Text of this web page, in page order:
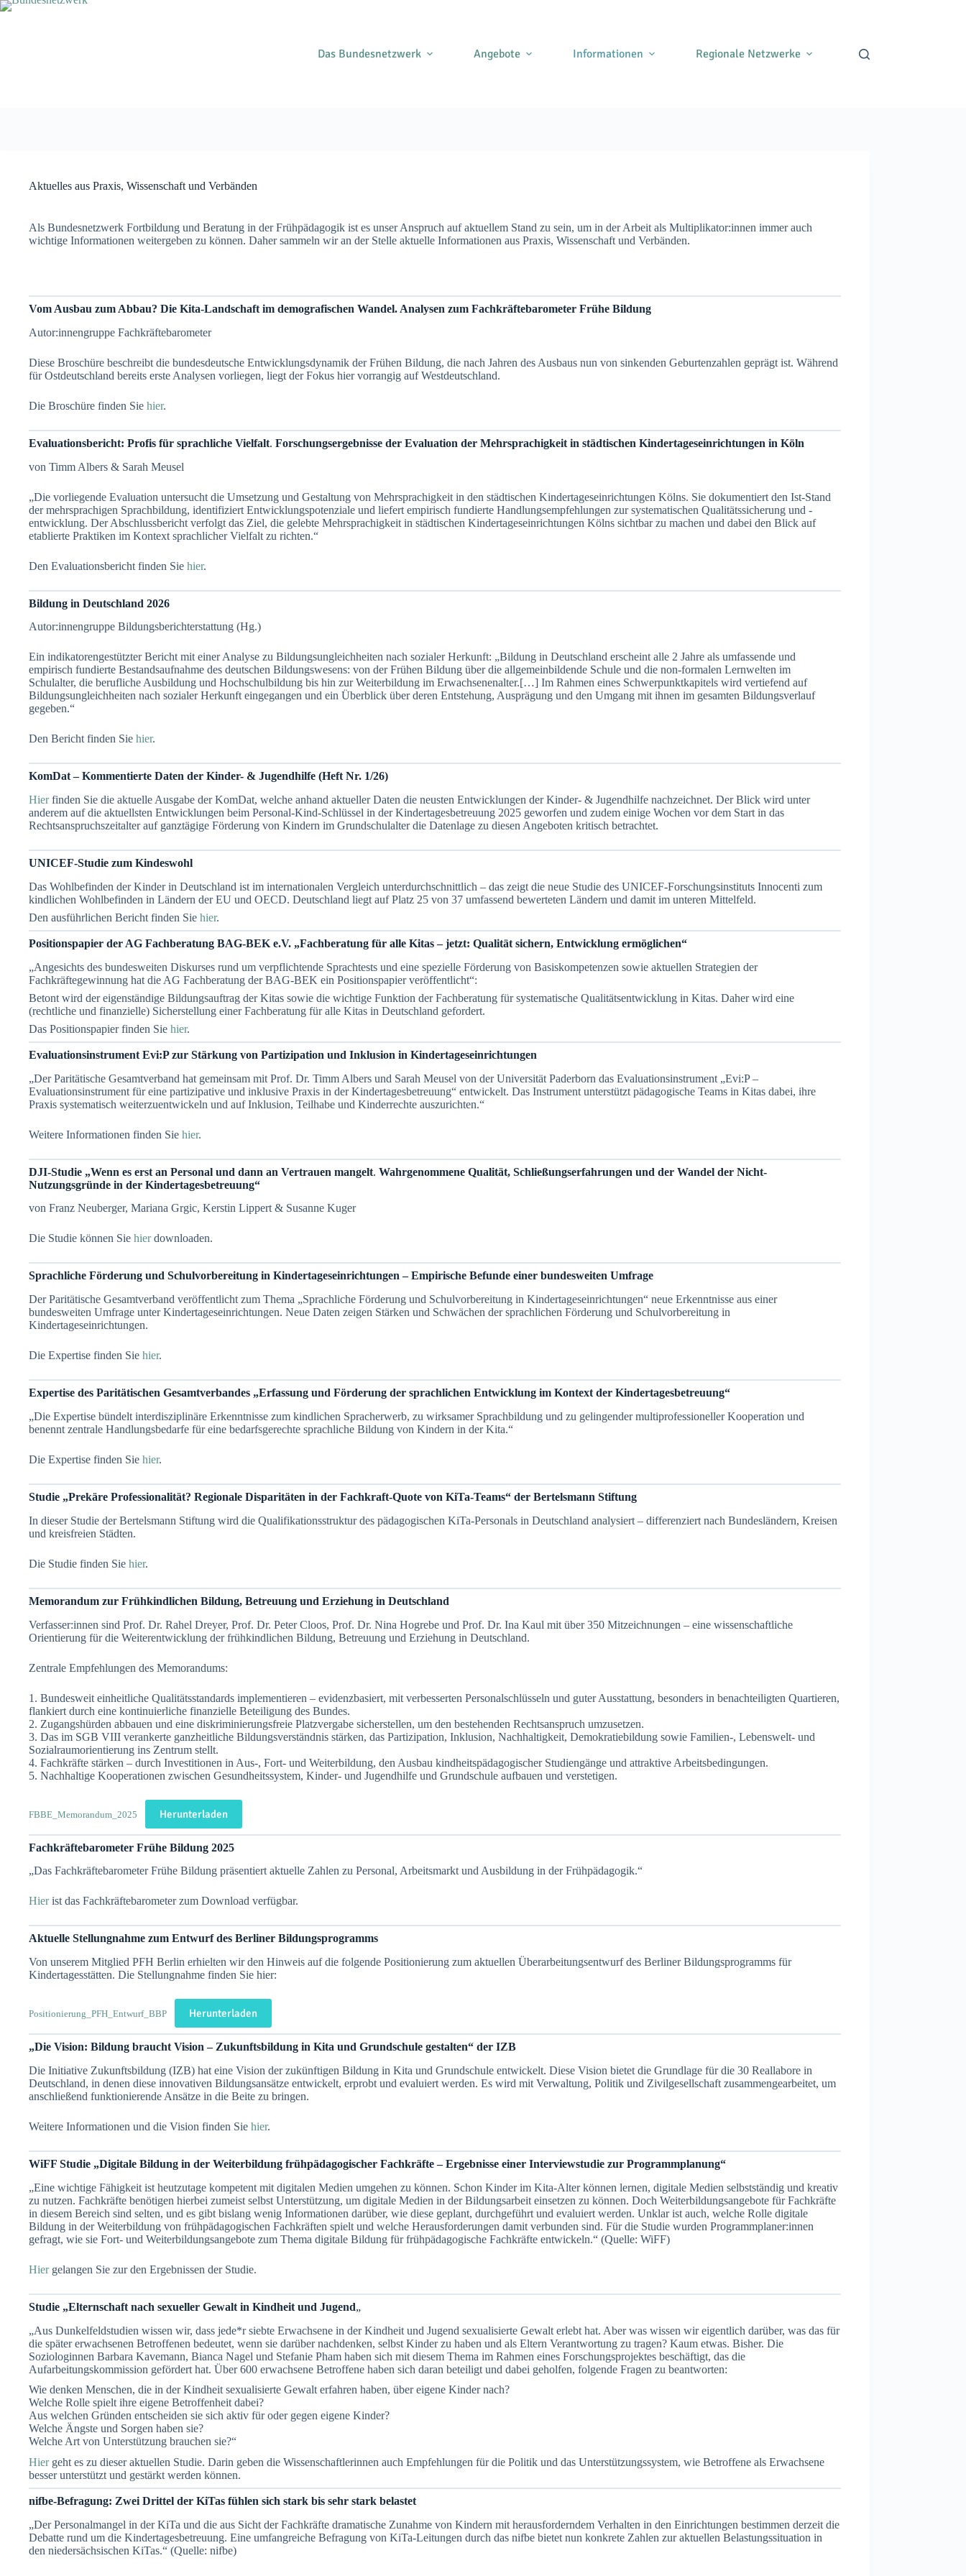
Zum
Das Bundesnetzwerk Angebote Informationen Regionale Netzwerke
Aktuelles aus Praxis, Wissenschaft und Verbänden
Als Bundesnetzwerk Fortbildung und Beratung in der Frühpädagogik ist es unser Anspruch auf aktuellem Stand zu sein, um in der Arbeit als Multiplikator:innen immer auch
wichtige Informationen weitergeben zu können. Daher sammeln wir an der Stelle aktuelle Informationen aus Praxis, Wissenschaft und Verbänden.
Vom Ausbau zum Abbau? Die Kita-Landschaft im demografischen Wandel. Analysen zum Fachkräftebarometer Frühe Bildung
Autor:innengruppe Fachkräftebarometer
Diese Broschüre beschreibt die bundesdeutsche Entwicklungsdynamik der Frühen Bildung, die nach Jahren des Ausbaus nun von sinkenden Geburtenzahlen geprägt ist. Während
für Ostdeutschland bereits erste Analysen vorliegen, liegt der Fokus hier vorrangig auf Westdeutschland.
Die Broschüre finden Sie hier.
Evaluationsbericht: Profis für sprachliche Vielfalt. Forschungsergebnisse der Evaluation der Mehrsprachigkeit in städtischen Kindertageseinrichtungen in Köln
von Timm Albers & Sarah Meusel
„Die vorliegende Evaluation untersucht die Umsetzung und Gestaltung von Mehrsprachigkeit in den städtischen Kindertageseinrichtungen Kölns. Sie dokumentiert den Ist-Stand
der mehrsprachigen Sprachbildung, identifiziert Entwicklungspotenziale und liefert empirisch fundierte Handlungsempfehlungen zur systematischen Qualitätssicherung und -
entwicklung. Der Abschlussbericht verfolgt das Ziel, die gelebte Mehrsprachigkeit in städtischen Kindertageseinrichtungen Kölns sichtbar zu machen und dabei den Blick auf
etablierte Praktiken im Kontext sprachlicher Vielfalt zu richten.“
Den Evaluationsbericht finden Sie hier.
Bildung in Deutschland 2026
Autor:innengruppe Bildungsberichterstattung (Hg.)
Ein indikatorengestützter Bericht mit einer Analyse zu Bildungsungleichheiten nach sozialer Herkunft: „Bildung in Deutschland erscheint alle 2 Jahre als umfassende und
empirisch fundierte Bestandsaufnahme des deutschen Bildungswesens: von der Frühen Bildung über die allgemeinbildende Schule und die non-formalen Lernwelten im
Schulalter, die berufliche Ausbildung und Hochschulbildung bis hin zur Weiterbildung im Erwachsenenalter.[…] Im Rahmen eines Schwerpunktkapitels wird vertiefend auf
Bildungsungleichheiten nach sozialer Herkunft eingegangen und ein Überblick über deren Entstehung, Ausprägung und den Umgang mit ihnen im gesamten Bildungsverlauf
gegeben.“
Den Bericht finden Sie hier.
KomDat – Kommentierte Daten der Kinder- & Jugendhilfe (Heft Nr. 1/26)
Hierfinden Sie die aktuelle Ausgabe der KomDat, welche anhand aktueller Daten die neusten Entwicklungen der Kinder- & Jugendhilfe nachzeichnet. Der Blick wird unter
anderem auf die aktuellsten Entwicklungen beim Personal-Kind-Schlüssel in der Kindertagesbetreuung 2025 geworfen und zudem einige Wochen vor dem Start in das
Rechtsanspruchszeitalter auf ganztägige Förderung von Kindern im Grundschulalter die Datenlage zu diesen Angeboten kritisch betrachtet.
UNICEF-Studie zum Kindeswohl
Das Wohlbefinden der Kinder in Deutschland ist im internationalen Vergleich unterdurchschnittlich – das zeigt die neue Studie des UNICEF-Forschungsinstituts Innocenti zum
kindlichen Wohlbefinden in Ländern der EU und OECD. Deutschland liegt auf Platz 25 von 37 umfassend bewerteten Ländern und damit im unteren Mittelfeld.
Den ausführlichen Bericht finden Sie hier.
Positionspapier der AG Fachberatung BAG-BEK e.V. „Fachberatung für alle Kitas – jetzt: Qualität sichern, Entwicklung ermöglichen“
„Angesichts des bundesweiten Diskurses rund um verpflichtende Sprachtests und eine spezielle Förderung von Basiskompetenzen sowie aktuellen Strategien der
Fachkräftegewinnung hat die AG Fachberatung der BAG-BEK ein Positionspapier veröffentlicht“:
Betont wird der eigenständige Bildungsauftrag der Kitas sowie die wichtige Funktion der Fachberatung für systematische Qualitätsentwicklung in Kitas. Daher wird eine
(rechtliche und finanzielle) Sicherstellung einer Fachberatung für alle Kitas in Deutschland gefordert.
Das Positionspapier finden Sie hier.
Evaluationsinstrument Evi:P zur Stärkung von Partizipation und Inklusion in Kindertageseinrichtungen
„Der Paritätische Gesamtverband hat gemeinsam mit Prof. Dr. Timm Albers und Sarah Meusel von der Universität Paderborn das Evaluationsinstrument „Evi:P –
Evaluationsinstrument für eine partizipative und inklusive Praxis in der Kindertagesbetreuung“ entwickelt. Das Instrument unterstützt pädagogische Teams in Kitas dabei, ihre
Praxis systematisch weiterzuentwickeln und auf Inklusion, Teilhabe und Kinderrechte auszurichten.“
Weitere Informationen finden Sie hier.
DJI-Studie „Wenn es erst an Personal und dann an Vertrauen mangelt. Wahrgenommene Qualität, Schließungserfahrungen und der Wandel der Nicht-
Nutzungsgründe in der Kindertagesbetreuung“
von Franz Neuberger, Mariana Grgic, Kerstin Lippert & Susanne Kuger
Die Studie können Sie hierdownloaden.
Sprachliche Förderung und Schulvorbereitung in Kindertageseinrichtungen – Empirische Befunde einer bundesweiten Umfrage
Der Paritätische Gesamtverband veröffentlicht zum Thema „Sprachliche Förderung und Schulvorbereitung in Kindertageseinrichtungen“ neue Erkenntnisse aus einer
bundesweiten Umfrage unter Kindertageseinrichtungen. Neue Daten zeigen Stärken und Schwächen der sprachlichen Förderung und Schulvorbereitung in
Kindertageseinrichtungen.
Die Expertise finden Sie hier.
Expertise des Paritätischen Gesamtverbandes „Erfassung und Förderung der sprachlichen Entwicklung im Kontext der Kindertagesbetreuung“
„Die Expertise bündelt interdisziplinäre Erkenntnisse zum kindlichen Spracherwerb, zu wirksamer Sprachbildung und zu gelingender multiprofessioneller Kooperation und
benennt zentrale Handlungsbedarfe für eine bedarfsgerechte sprachliche Bildung von Kindern in der Kita.“
Die Expertise finden Sie hier.
Studie „Prekäre Professionalität? Regionale Disparitäten in der Fachkraft-Quote von KiTa-Teams“ der Bertelsmann Stiftung
In dieser Studie der Bertelsmann Stiftung wird die Qualifikationsstruktur des pädagogischen KiTa-Personals in Deutschland analysiert – differenziert nach Bundesländern, Kreisen
und kreisfreien Städten.
Die Studie finden Sie hier.
Memorandum zur Frühkindlichen Bildung, Betreuung und Erziehung in Deutschland
Verfasser:innen sind Prof. Dr. Rahel Dreyer, Prof. Dr. Peter Cloos, Prof. Dr. Nina Hogrebe und Prof. Dr. Ina Kaul mit über 350 Mitzeichnungen – eine wissenschaftliche
Orientierung für die Weiterentwicklung der frühkindlichen Bildung, Betreuung und Erziehung in Deutschland.
Zentrale Empfehlungen des Memorandums:
1. Bundesweit einheitliche Qualitätsstandards implementieren – evidenzbasiert, mit verbesserten Personalschlüsseln und guter Ausstattung, besonders in benachteiligten Quartieren,
flankiert durch eine kontinuierliche finanzielle Beteiligung des Bundes.
2. Zugangshürden abbauen und eine diskriminierungsfreie Platzvergabe sicherstellen, um den bestehenden Rechtsanspruch umzusetzen.
3. Das im SGB VIII verankerte ganzheitliche Bildungsverständnis stärken, das Partizipation, Inklusion, Nachhaltigkeit, Demokratiebildung sowie Familien-, Lebenswelt- und
Sozialraumorientierung ins Zentrum stellt.
4. Fachkräfte stärken – durch Investitionen in Aus-, Fort- und Weiterbildung, den Ausbau kindheitspädagogischer Studiengänge und attraktive Arbeitsbedingungen.
5. Nachhaltige Kooperationen zwischen Gesundheitssystem, Kinder- und Jugendhilfe und Grundschule aufbauen und verstetigen.
FBBE_Memorandum_2025 Herunterladen
Fachkräftebarometer Frühe Bildung 2025
„Das Fachkräftebarometer Frühe Bildung präsentiert aktuelle Zahlen zu Personal, Arbeitsmarkt und Ausbildung in der Frühpädagogik.“
Hierist das Fachkräftebarometer zum Download verfügbar.
Aktuelle Stellungnahme zum Entwurf des Berliner Bildungsprogramms
Von unserem Mitglied PFH Berlin erhielten wir den Hinweis auf die folgende Positionierung zum aktuellen Überarbeitungsentwurf des Berliner Bildungsprogramms für
Kindertagesstätten. Die Stellungnahme finden Sie hier:
Positionierung_PFH_Entwurf_BBP Herunterladen
„Die Vision: Bildung braucht Vision – Zukunftsbildung in Kita und Grundschule gestalten“ der IZB
Die Initiative Zukunftsbildung (IZB) hat eine Vision der zukünftigen Bildung in Kita und Grundschule entwickelt. Diese Vision bietet die Grundlage für die 30 Reallabore in
Deutschland, in denen diese innovativen Bildungsansätze entwickelt, erprobt und evaluiert werden. Es wird mit Verwaltung, Politik und Zivilgesellschaft zusammengearbeitet, um
anschließend funktionierende Ansätze in die Beite zu bringen.
Weitere Informationen und die Vision finden Sie hier.
WiFF Studie „Digitale Bildung in der Weiterbildung frühpädagogischer Fachkräfte – Ergebnisse einer Interviewstudie zur Programmplanung“
„Eine wichtige Fähigkeit ist heutzutage kompetent mit digitalen Medien umgehen zu können. Schon Kinder im Kita-Alter können lernen, digitale Medien selbstständig und kreativ
zu nutzen. Fachkräfte benötigen hierbei zumeist selbst Unterstützung, um digitale Medien in der Bildungsarbeit einsetzen zu können. Doch Weiterbildungsangebote für Fachkräfte
in diesem Bereich sind selten, und es gibt bislang wenig Informationen darüber, wie diese geplant, durchgeführt und evaluiert werden. Unklar ist auch, welche Rolle digitale
Bildung in der Weiterbildung von frühpädagogischen Fachkräften spielt und welche Herausforderungen damit verbunden sind. Für die Studie wurden Programmplaner:innen
gefragt, wie sie Fort- und Weiterbildungsangebote zum Thema digitale Bildung für frühpädagogische Fachkräfte entwickeln.“ (Quelle: WiFF)
Hiergelangen Sie zur den Ergebnissen der Studie.
Studie „Elternschaft nach sexueller Gewalt in Kindheit und Jugend„
„Aus Dunkelfeldstudien wissen wir, dass jede*r siebte Erwachsene in der Kindheit und Jugend sexualisierte Gewalt erlebt hat. Aber was wissen wir eigentlich darüber, was das für
die später erwachsenen Betroffenen bedeutet, wenn sie darüber nachdenken, selbst Kinder zu haben und als Eltern Verantwortung zu tragen? Kaum etwas. Bisher. Die
Soziologinnen Barbara Kavemann, Bianca Nagel und Stefanie Pham haben sich mit diesem Thema im Rahmen eines Forschungsprojektes beschäftigt, das die
Aufarbeitungskommission gefördert hat. Über 600 erwachsene Betroffene haben sich daran beteiligt und dabei geholfen, folgende Fragen zu beantworten:
Wie denken Menschen, die in der Kindheit sexualisierte Gewalt erfahren haben, über eigene Kinder nach?
Welche Rolle spielt ihre eigene Betroffenheit dabei?
Aus welchen Gründen entscheiden sie sich aktiv für oder gegen eigene Kinder?
Welche Ängste und Sorgen haben sie?
Welche Art von Unterstützung brauchen sie?“
Hiergeht es zu dieser aktuellen Studie. Darin geben die Wissenschaftlerinnen auch Empfehlungen für die Politik und das Unterstützungssystem, wie Betroffene als Erwachsene
besser unterstützt und gestärkt werden können.
nifbe-Befragung: Zwei Drittel der KiTas fühlen sich stark bis sehr stark belastet
„Der Personalmangel in der KiTa und die aus Sicht der Fachkräfte dramatische Zunahme von Kindern mit herausforderndem Verhalten in den Einrichtungen bestimmen derzeit die
Debatte rund um die Kindertagesbetreuung. Eine umfangreiche Befragung von KiTa-Leitungen durch das nifbe bietet nun konkrete Zahlen zur aktuellen Belastungssituation in
den niedersächsischen KiTas.“ (Quelle: nifbe)